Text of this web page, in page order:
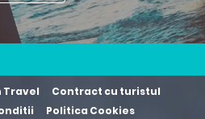
Travel
Contract cu turistul
Politica Cookies